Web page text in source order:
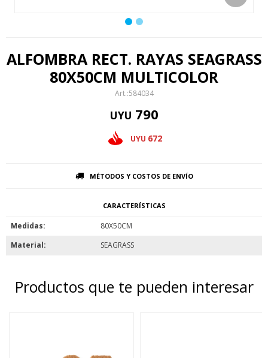
ALFOMBRA RECT. RAYAS SEAGRASS
80X50CM MULTICOLOR
584034
UYU 790
UYU 672
MÉTODOS Y COSTOS DE ENVÍO
CARACTERÍSTICAS
Medidas
80X50CM
Material
SEAGRASS
Productos que te pueden interesar